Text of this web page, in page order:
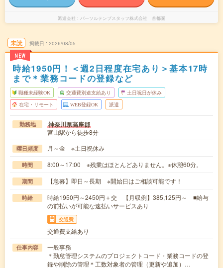
派遣会社 パーソルテンプスタッフ株式会社 首都圏
未読
NEW
掲載日 2026/08/05
時給1950円！＜週2日程度在宅あり＞基本17時
まで＊業務コードの登録など
職種未経験OK 交通費別途支給あり 土日祝日が休み
在宅・リモート WEB登録OK 派遣
勤務地 神奈川県高座郡
宮山駅から徒歩8分
曜日頻度 月～金 ※土日祝休み
時間 8:00～17:00 ※残業はほとんどありません。※休憩60分。
期間 【急募】即日～長期 ※開始日はご相談可能です！
時給
時給1950円～2450円＋交 【月収例】385,125円～ ■給与
の前払いが可能な速払いサービスあり
交通費
交通費支給あり
仕事内容
一般事務
＊勤怠管理システムのプロジェクトコード・業務コードの登
録や削除の管理＊工数対象者の管理（更新や追加）…